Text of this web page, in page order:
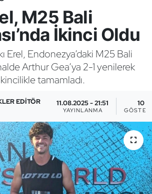
M25 Bali
İkinci Oldu
Erel, Endonezya’daki M25 Bali
Arthur Gea’ya 2-1 yenilerek
tamamladı.
EDITÖR 11.08.2025 - 21:51
YAYINLANMA
10
Dart